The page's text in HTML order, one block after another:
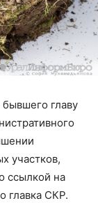
главу
участков,
ссылкой на
главка СКР.